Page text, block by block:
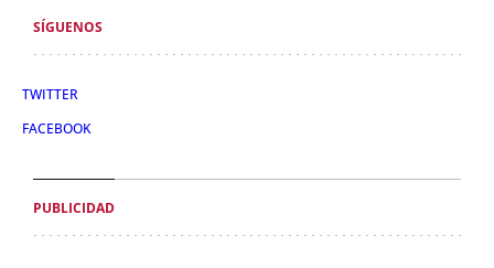
SÍGUENOS
TWITTER
FACEBOOK
PUBLICIDAD